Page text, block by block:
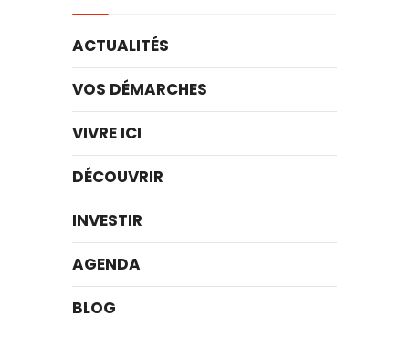
ACTUALITÉS
VOS DÉMARCHES
VIVRE ICI
DÉCOUVRIR
INVESTIR
AGENDA
BLOG